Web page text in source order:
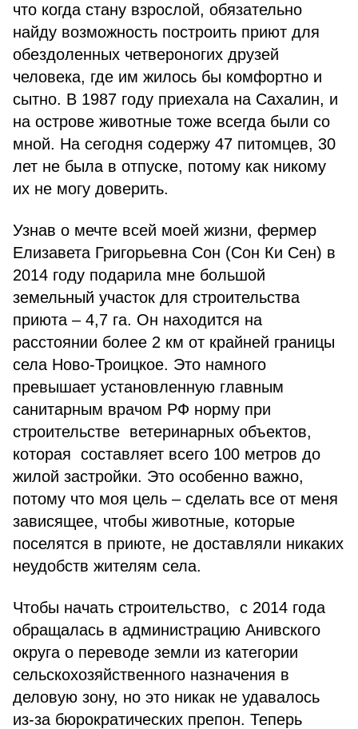
что когда стану взрослой, обязательно
найду возможность построить приют для
обездоленных четвероногих друзей
человека, где им жилось бы комфортно и
сытно. В 1987 году приехала на Сахалин, и
на острове животные тоже всегда были со
мной. На сегодня содержу 47 питомцев, 30
лет не была в отпуске, потому как никому
их не могу доверить.
Узнав о мечте всей моей жизни, фермер
Елизавета Григорьевна Сон (Сон Ки Сен) в
2014 году подарила мне большой
земельный участок для строительства
приюта – 4,7 га. Он находится на
расстоянии более 2 км от крайней границы
села Ново-Троицкое. Это намного
превышает установленную главным
санитарным врачом РФ норму при
строительстве ветеринарных объектов,
которая составляет всего 100 метров до
жилой застройки. Это особенно важно,
потому что моя цель – сделать все от меня
зависящее, чтобы животные, которые
поселятся в приюте, не доставляли никаких
неудобств жителям села.
Чтобы начать строительство, с 2014 года
обращалась в администрацию Анивского
округа о переводе земли из категории
сельскохозяйственного назначения в
деловую зону, но это никак не удавалось
из-за бюрократических препон. Теперь